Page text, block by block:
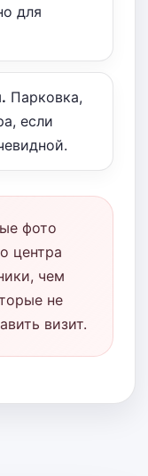
для
Парковка,
если
фото
центра
чем
не
визит.